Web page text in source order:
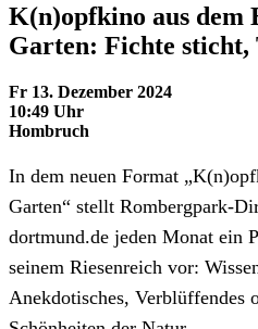
K(n)opfkino aus dem
Garten: Fichte sticht,
Fr 13. Dezember 2024
10:49 Uhr
Hombruch
In dem neuen Format
Garten“ stellt Rombergpark-
dortmund.de jeden Monat ein
seinem Riesenreich vor:
Anekdotisches, Verblüffendes